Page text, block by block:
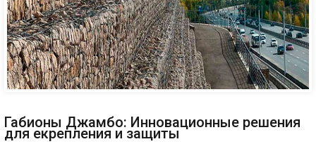
Габионы Джамбо: Инновационные решения
для eкрепления и защиты